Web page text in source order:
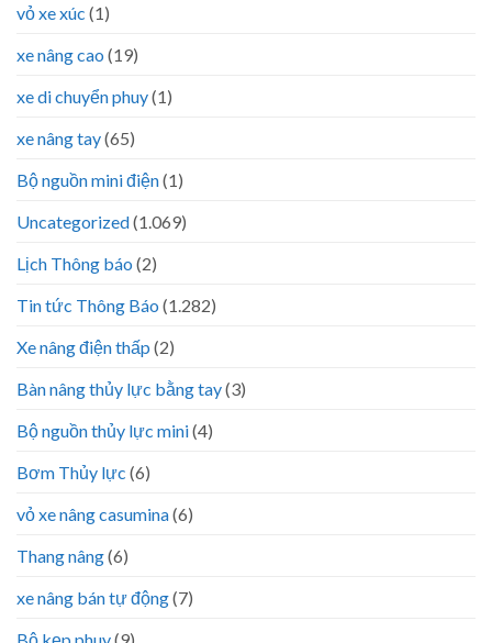
vỏ xe xúc (1)
xe nâng cao (19)
xe di chuyển phuy(1)
xe nâng tay(65)
Bộ nguồn mini điện(1)
Uncategorized(1.069)
Lịch Thông báo (2)
Tin tức Thông Báo (1.282)
Xe nâng điện thấp (2)
Bàn nâng thủy lực bằng tay(3)
Bộ nguồn thủy lực mini(4)
Bơm Thủy lực (6)
vỏ xe nâng casumina(6)
Thang nâng(6)
xe nâng bán tự động(7)